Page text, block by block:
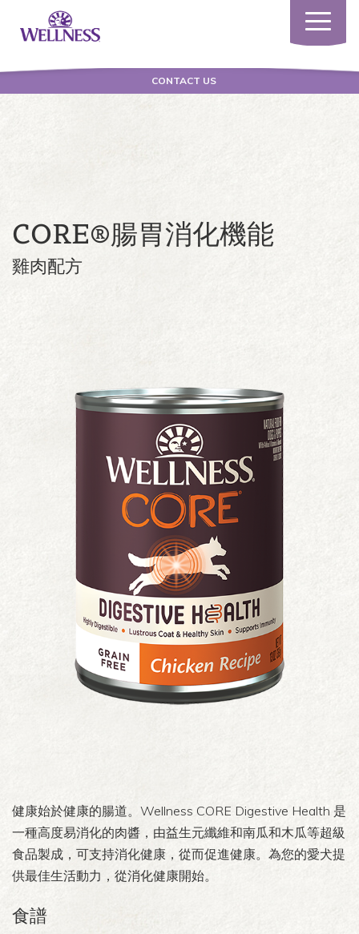
Toggle
CONTACT US
CORE®腸胃消化機能
雞肉配方
健康始於健康的腸道。Wellness CORE Digestive Health 是
一種高度易消化的肉醬，由益生元纖維和南瓜和木瓜等超級
食品製成，可支持消化健康，從而促進健康。為您的愛犬提
供最佳生活動力，從消化健康開始。
食譜